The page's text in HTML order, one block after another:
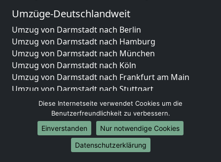
Umzüge-Deutschlandweit
Umzug von Darmstadt nach Berlin
Umzug von Darmstadt nach Hamburg
Umzug von Darmstadt nach München
Umzug von Darmstadt nach Köln
Umzug von Darmstadt nach Frankfurt am Main
Umzug von Darmstadt nach Stuttgart
Umzug von Darmstadt nach Düsseldorf
Umzug von Darmstadt nach Leipzig
Umzug von Darmstadt nach Dortmund
Umzug von Darmstadt nach Essen
Umzug von Darmstadt nach Bremen
Diese Internetseite verwendet Cookies um die
Benutzerfreundlichkeit zu verbessern.
Einverstanden
Nur notwendige Cookies
Datenschutzerklärung